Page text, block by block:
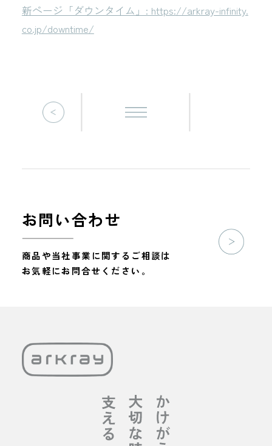
新ページ「ダウンタイム」: https://arkray-infinity.
co.jp/downtime/
お問い合わせ
商品や当社事業に関するご相談は
お気軽にお問合せください。